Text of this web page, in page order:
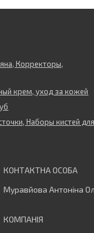
Корректоры,
крем, уход за кожей
Наборы кистей для
Муравйова Антоніна